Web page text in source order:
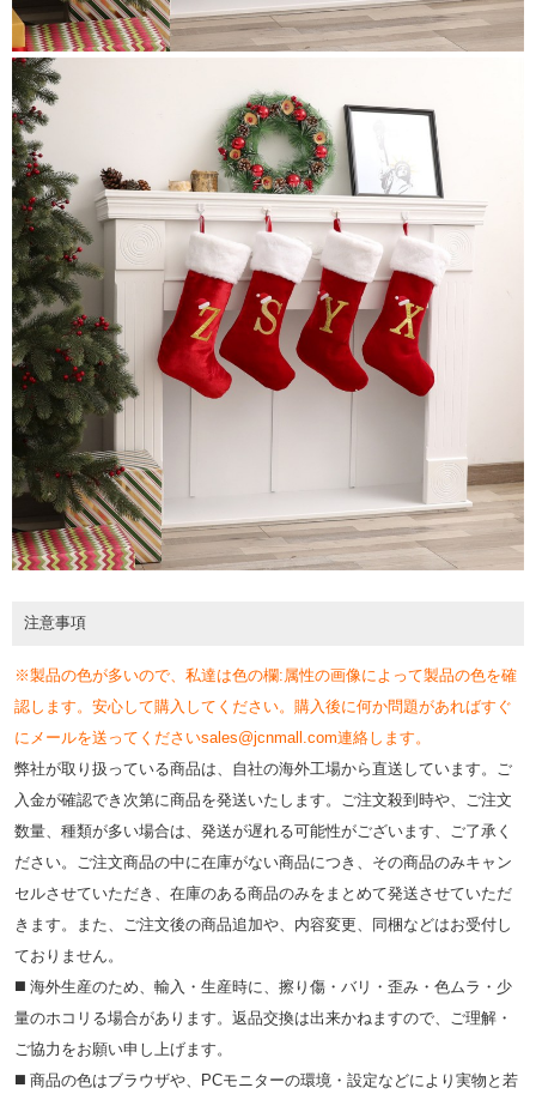
注意事項
※製品の色が多いので、私達は色の欄:属性の画像によって製品の色を確
認します。安心して購入してください。購入後に何か問題があればすぐ
にメールを送ってくださいsales@jcnmall.com連絡します。
弊社が取り扱っている商品は、自社の海外工場から直送しています。ご
入金が確認でき次第に商品を発送いたします。ご注文殺到時や、ご注文
数量、種類が多い場合は、発送が遅れる可能性がございます、ご了承く
ださい。ご注文商品の中に在庫がない商品につき、その商品のみキャン
セルさせていただき、在庫のある商品のみをまとめて発送させていただ
きます。また、ご注文後の商品追加や、内容変更、同梱などはお受付し
ておりません。
◼️ 海外⽣産のため、輸⼊・⽣産時に、擦り傷・バリ・歪み・色ムラ・少
量のホコリる場合があります。返品交換は出来かねますので、ご理解・
ご協⼒をお願い申し上げます。
◼️ 商品の⾊はブラウザや、PCモニターの環境・設定などにより実物と若